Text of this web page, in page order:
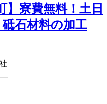
】寮費無料！土日
石材料の加工